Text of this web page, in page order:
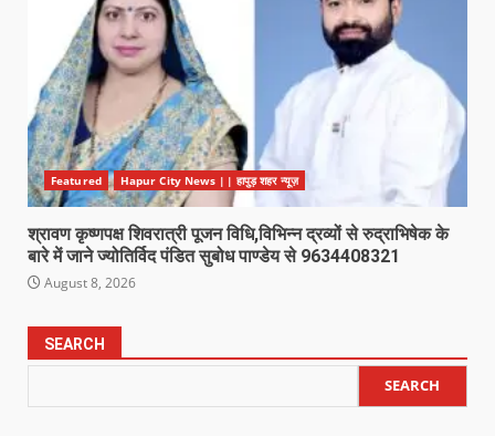
Featured Hapur City News || हापुड़ शहर न्यूज़
श्रावण कृष्णपक्ष शिवरात्री पूजन विधि,विभिन्न द्रव्यों से रुद्राभिषेक के
बारे में जाने ज्योतिर्विद पंडित सुबोध पाण्डेय से 9634408321
August 8, 2026
SEARCH
SEARCH